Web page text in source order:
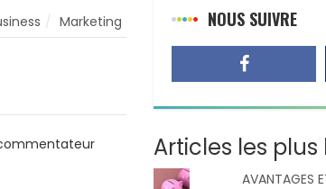
Marketing NOUS SUIVRE
Articles les plus
AVANTAGES